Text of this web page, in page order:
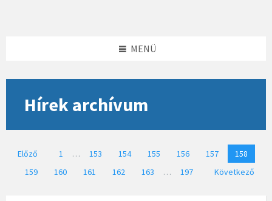
MENÜ
Hírek archívum
Bejegyzések
lapozása
Előző 1 … 153 154 155 156 157
158
159
160 161 162 163 … 197 Következő